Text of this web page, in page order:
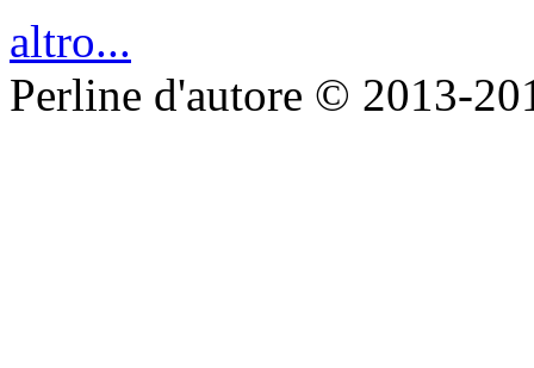
altro...
Perline d'autore © 2013-